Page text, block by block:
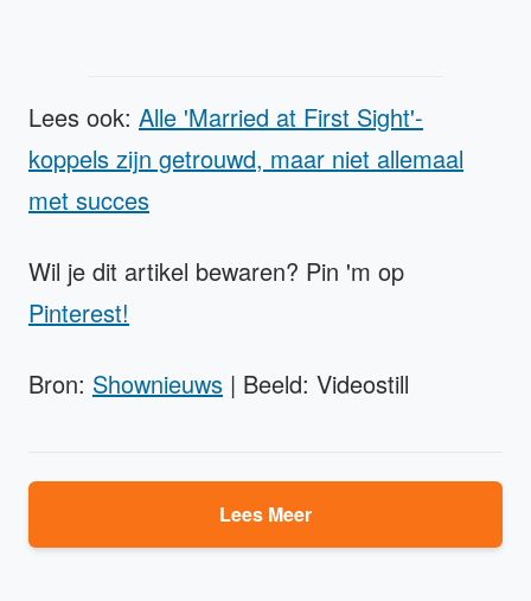
Lees ook: Alle 'Married at First Sight'-
koppels zijn getrouwd, maar niet allemaal
met succes
Wil je dit artikel bewaren? Pin 'm op
Pinterest!
Bron: Shownieuws | Beeld: Videostill
Lees Meer